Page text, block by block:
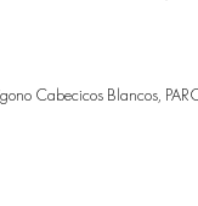
Cabecicos Blancos,